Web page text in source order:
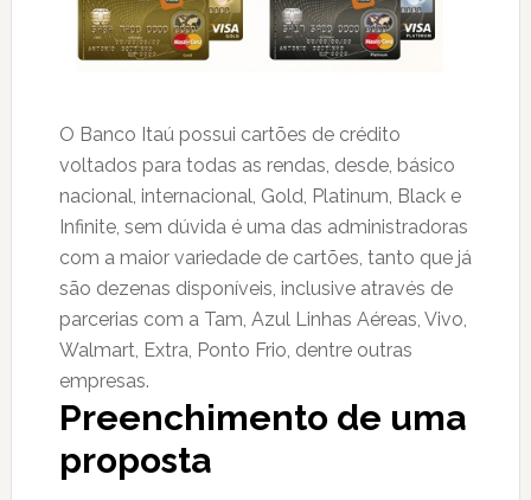
O Banco Itaú possui cartões de crédito
voltados para todas as rendas, desde, básico
nacional, internacional, Gold, Platinum, Black e
Infinite, sem dúvida é uma das administradoras
com a maior variedade de cartões, tanto que já
são dezenas disponíveis, inclusive através de
parcerias com a Tam, Azul Linhas Aéreas, Vivo,
Walmart, Extra, Ponto Frio, dentre outras
empresas.
Preenchimento de uma
proposta